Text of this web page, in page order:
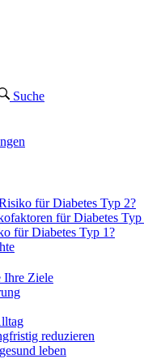
Suche
für Diabetes Typ 2?
für Diabetes Typ
für Diabetes Typ 1?
Ihre Ziele
reduzieren
leben